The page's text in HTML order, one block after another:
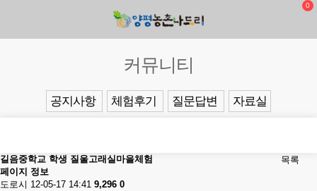
0
커뮤니티
공지사항 체험후기 질문답변 자료실
목록
길음중학교 학생 질울고래실마을체험
페이지 정보
도로시 12-05-17 14:41 9,296 0